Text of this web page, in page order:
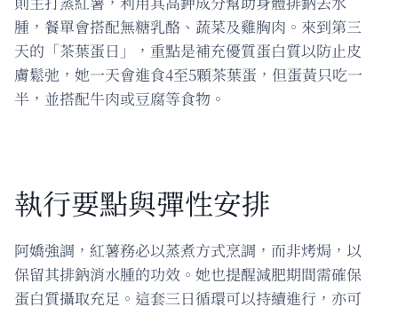
腫，餐單會搭配無糖乳酪、蔬菜及雞胸肉。來到第三
天的「茶葉蛋日」，重點是補充優質蛋白質以防止皮
膚鬆弛，她一天會進食4至5顆茶葉蛋，但蛋黃只吃一
半，並搭配牛肉或豆腐等食物。
執行要點與彈性安排
阿嬌強調，紅薯務必以蒸煮方式烹調，而非烤焗，以
保留其排鈉消水腫的功效。她也提醒減肥期間需確保
蛋白質攝取充足。這套三日循環可以持續進行，亦可